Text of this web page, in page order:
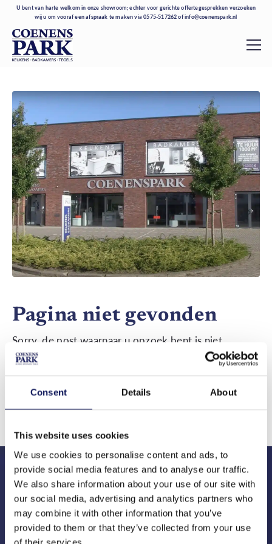
Consent Details About
This website uses cookies
We use cookies to personalise content and ads, to
provide social media features and to analyse our traffic.
We also share information about your use of our site with
our social media, advertising and analytics partners who
may combine it with other information that you’ve
provided to them or that they’ve collected from your use
of their services.
U bent van harte welkom in onze showroom; echter voor gerichte offertegesprekken verzoeken
wij u om vooraf een afspraak te maken via0575-517262ofinfo@coenenspark.nl
Pagina niet gevonden
Sorry, de post waarnaar u opzoek bent is niet
beschikbaar.
Gerritsenweg 2c